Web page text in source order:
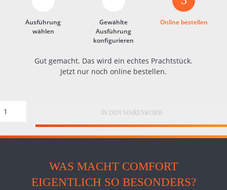
Ausführung
wählen
Gewählte
Ausführung
konfigurieren
Online bestellen
Gut gemacht. Das wird ein echtes Prachtstück.
Jetzt nur noch online bestellen.
IN DEN WARENKORB
WAS MACHT COMFORT
EIGENTLICH SO BESONDERS?